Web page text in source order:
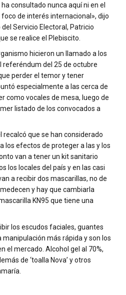
consultado nunca aquí ni en el
de interés internacional», dijo
Servicio Electoral, Patricio
se realice el Plebiscito.
hicieron un llamado a los
referéndum del 25 de octubre
perder el temor y tener
especialmente a las cerca de
como vocales de mesa, luego de
listado de los convocados a
recalcó que se han considerado
los efectos de proteger a las y los
van a tener un kit sanitario
los locales del país y en las casi
a recibir dos mascarillas, no de
y hay que cambiarla
KN95 que tiene una
los escudos faciales, guantes
más rápida y son los
el mercado. Alcohol gel al 70%,
de ‘toalla Nova’ y otros